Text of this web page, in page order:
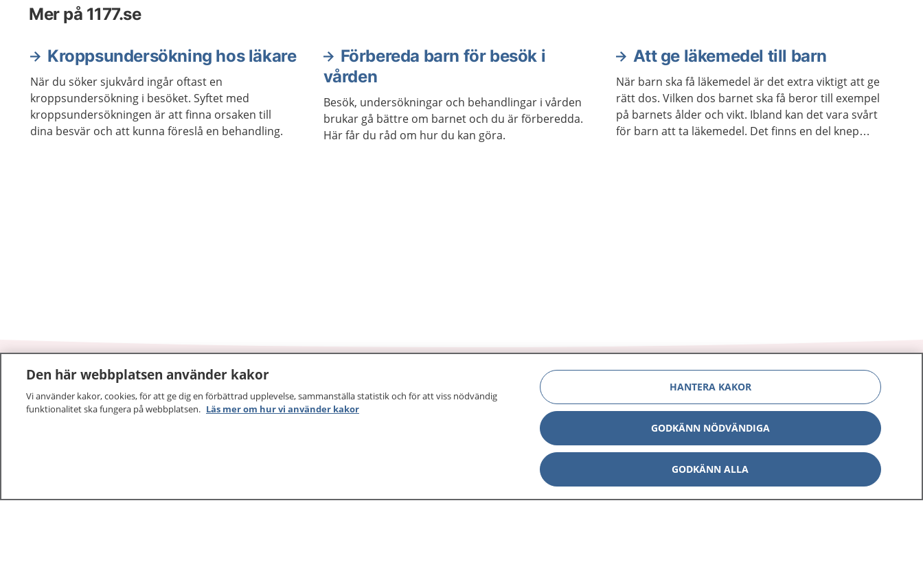
Mer på 1177.se
Kroppsundersökning hos läkare
När du söker sjukvård ingår oftast en
kroppsundersökning i besöket. Syftet med
kroppsundersökningen är att finna orsaken till
dina besvär och att kunna föreslå en behandling.
Förbereda barn för besök i
vården
Besök, undersökningar och behandlingar i vården
brukar gå bättre om barnet och du är förberedda.
Här får du råd om hur du kan göra.
Att ge läkemedel till barn
När barn ska få läkemedel är det extra viktigt att ge
rätt dos. Vilken dos barnet ska få beror till exempel
på barnets ålder och vikt. Ibland kan det vara svårt
för barn att ta läkemedel. Det finns en del knep
1177 –tryggt om din hälsa och vård
1177 ger dig råd när du vill må bättre.
Other languages
Lättläst svenska
Om 1177
Aktuellt
Digital tillgänglighet
Den här webbplatsen använder kakor
Vi använder kakor, cookies, för att ge dig en förbättrad upplevelse, sammanställa statistik och för att viss nödvändig
funktionalitet ska fungera på webbplatsen. Läs mer om hur vi använder kakor
HANTERA KAKOR
GODKÄNN NÖDVÄNDIGA
GODKÄNN ALLA